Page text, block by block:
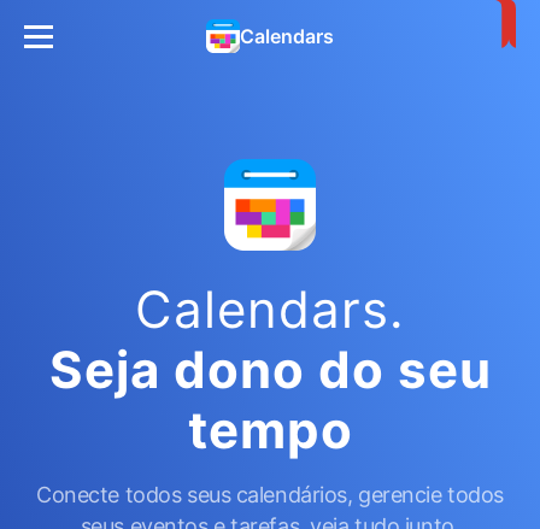
Calendars
Calendars.
Seja dono do seu
tempo
Conecte todos seus calendários, gerencie todos